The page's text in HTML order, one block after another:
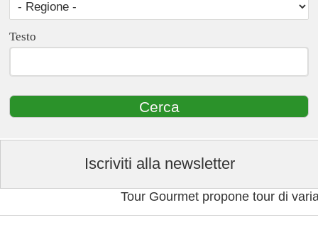
Testo
Iscriviti alla newsletter
Tour Gourmet propone tour di varia durata,